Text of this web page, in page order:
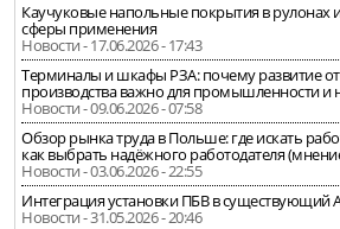
Каучуковые напольные покрытия в рулонах
сферы применения
Новости - 17.06.2026 - 17:43
Терминалы и шкафы РЗА: почему развитие
производства важно для промышленности и
Новости - 09.06.2026 - 07:58
Обзор рынка труда в Польше: где искать
как выбрать надёжного работодателя
Новости - 03.06.2026 - 22:55
Интеграция установки ПБВ в существующий
Новости - 31.05.2026 - 20:46